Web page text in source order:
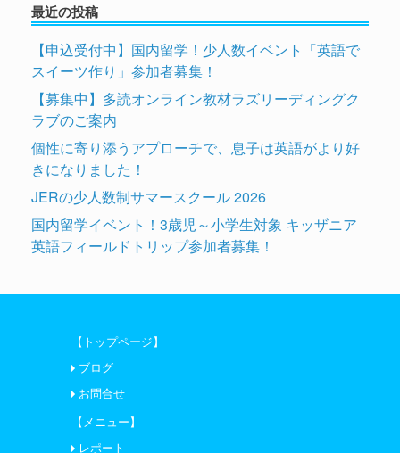
リ
最近の投稿
【申込受付中】国内留学！少人数イベント「英語で
スイーツ作り」参加者募集！
【募集中】多読オンライン教材ラズリーディングク
ラブのご案内
個性に寄り添うアプローチで、息子は英語がより好
きになりました！
JERの少人数制サマースクール 2026
国内留学イベント！3歳児～小学生対象 キッザニア
英語フィールドトリップ参加者募集！
【トップページ】
ブログ
お問合せ
【メニュー】
レポート